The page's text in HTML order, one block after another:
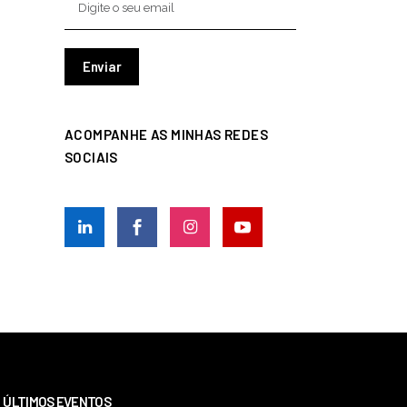
ACOMPANHE AS MINHAS REDES
SOCIAIS
ÚLTIMOS EVENTOS